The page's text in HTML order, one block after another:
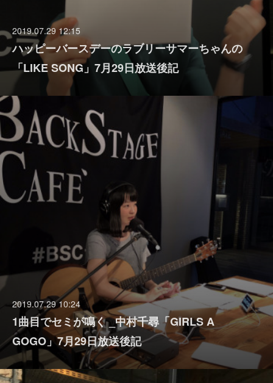
2019.07.29 12:15
ハッピーバースデーのラブリーサマーちゃんの
「LIKE SONG」7月29日放送後記
2019.07.29 10:24
1曲目でセミが鳴く _中村千尋「GIRLS A
GOGO」7月29日放送後記